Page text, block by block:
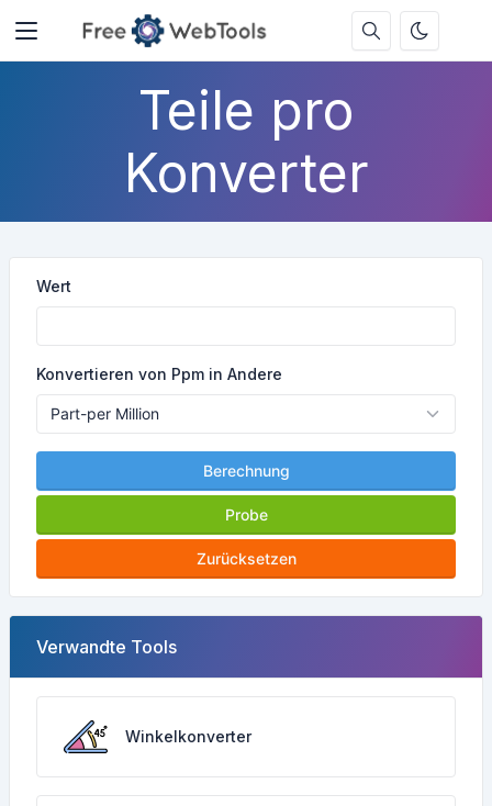
Teile pro
Konverter
Wert
Konvertieren von Ppm in Andere
Berechnung
Probe
Zurücksetzen
Verwandte Tools
Winkelkonverter